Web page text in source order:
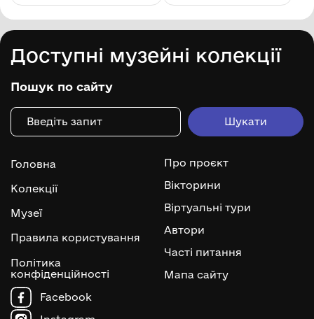
Доступні музейні колекції
Пошук по сайту
Головна
Колекції
Музеї
Правила користування
Політика
конфіденційності
Про проєкт
Вікторини
Віртуальні тури
Автори
Часті питання
Мапа сайту
Facebook